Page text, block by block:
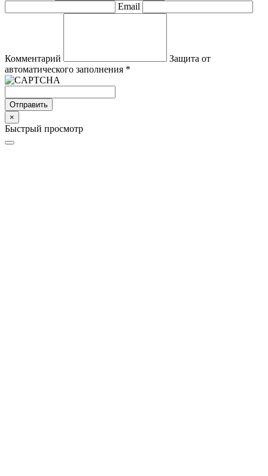
Email
Комментарий
Защита от
автоматического заполнения *
Отправить
×
Быстрый просмотр